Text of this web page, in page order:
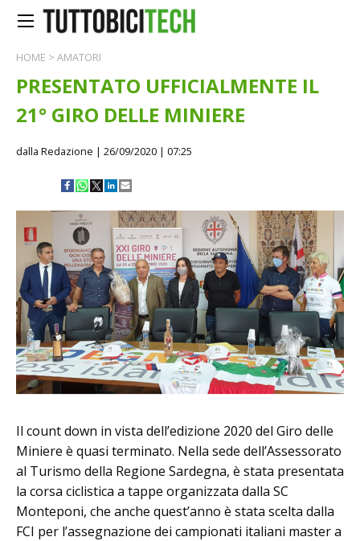
HOME > AMATORI
PRESENTATO UFFICIALMENTE IL
21° GIRO DELLE MINIERE
dalla Redazione | 26/09/2020 | 07:25
Il count down in vista dell’edizione 2020 del Giro delle
Miniere è quasi terminato. Nella sede dell’Assessorato
al Turismo della Regione Sardegna, è stata presentata
la corsa ciclistica a tappe organizzata dalla SC
Monteponi, che anche quest’anno è stata scelta dalla
FCI per l’assegnazione dei campionati italiani master a